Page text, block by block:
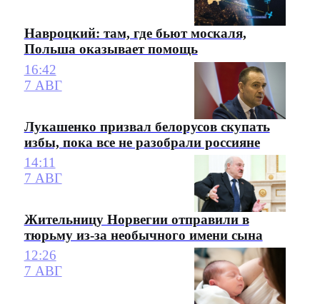
Навроцкий: там, где бьют москаля,
Польша оказывает помощь
16:42
7 АВГ
Лукашенко призвал белорусов скупать
избы, пока все не разобрали россияне
14:11
7 АВГ
Жительницу Норвегии отправили в
тюрьму из-за необычного имени сына
12:26
7 АВГ